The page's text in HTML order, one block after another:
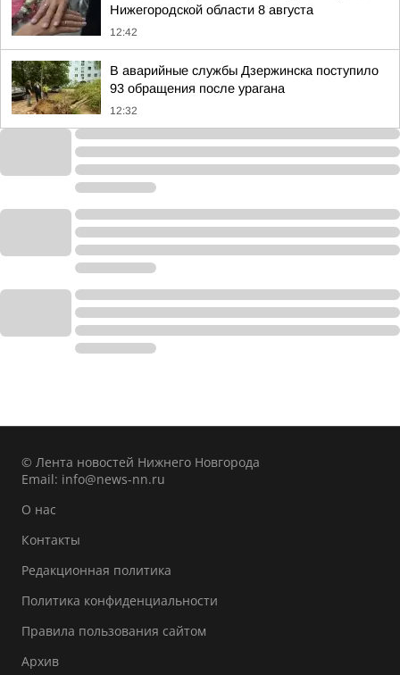
Нижегородской области 8 августа
12:42
В аварийные службы Дзержинска поступило
93 обращения после урагана
12:32
© Лента новостей Нижнего Новгорода
Email: info@news-nn.ru
О нас
Контакты
Редакционная политика
Политика конфиденциальности
Правила пользования сайтом
Архив